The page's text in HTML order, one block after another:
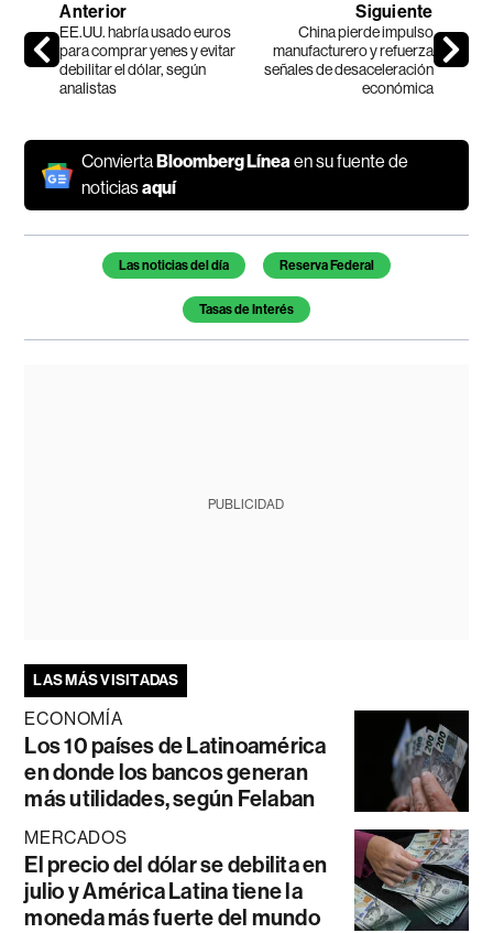
Anterior
EE.UU. habría usado euros
para comprar yenes y evitar
debilitar el dólar, según
analistas
Siguiente
China pierde impulso
manufacturero y refuerza
señales de desaceleración
económica
Convierta Bloomberg Líneaen su fuente de
noticiasaquí
Temas de este artículo
Las noticias del día Reserva Federal
Tasas de Interés
PUBLICIDAD
LAS MÁS VISITADAS
ECONOMÍA
Los 10 países de Latinoamérica
en donde los bancos generan
más utilidades, según Felaban
MERCADOS
El precio del dólar se debilita en
julio y América Latina tiene la
moneda más fuerte del mundo